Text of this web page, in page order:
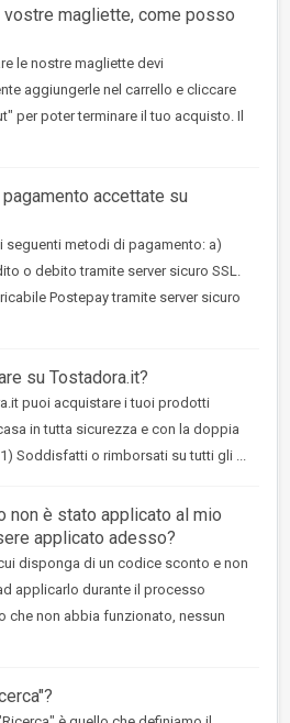
vostre magliette, come posso
le nostre magliette devi
aggiungerle nel carrello e cliccare
per poter terminare il tuo acquisto. Il
accettate su
seguenti metodi di pagamento: a)
o debito tramite server sicuro SSL.
Postepay tramite server sicuro
su Tostadora.it?
puoi acquistare i tuoi prodotti
in tutta sicurezza e con la doppia
Soddisfatti o rimborsati su tutti gli ...
non è stato applicato al mio
applicato adesso?
disponga di un codice sconto e non
applicarlo durante il processo
che non abbia funzionato, nessun